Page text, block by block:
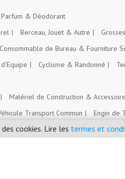
cookies. Lire les termes et
Parfum & Déodorant
Berceau, Jouet & Autre
Consommable de Bureau & Fourniture
Cyclisme & Randonné
Matériel de Construction & Accessoire
Transport Commun Engin de
Agricole